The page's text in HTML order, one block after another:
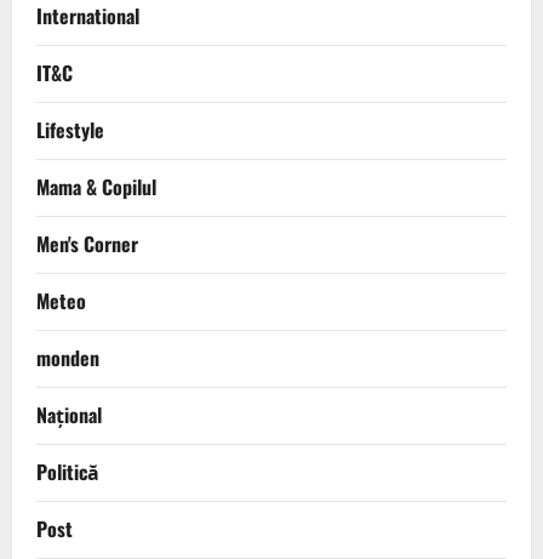
International
IT&C
Lifestyle
Mama & Copilul
Men's Corner
Meteo
monden
Național
Politică
Post